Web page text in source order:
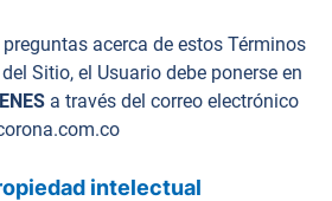
acerca de estos Términos
Sitio, el Usuario debe ponerse en
a través del correo electrónico
intelectual